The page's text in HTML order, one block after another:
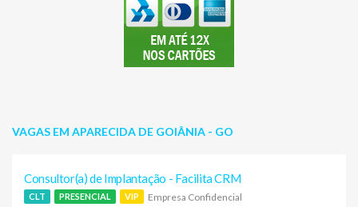
VAGAS EM APARECIDA DE GOIÂNIA - GO
Consultor(a) de Implantação - Facilita CRM
CLT PRESENCIAL VIP Empresa Confidencial